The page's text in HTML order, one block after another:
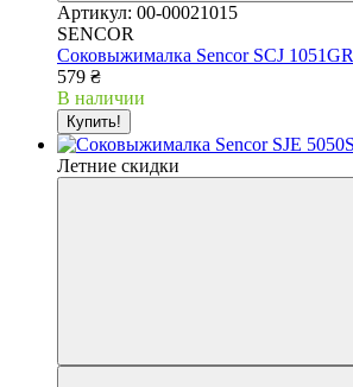
Артикул: 00-00021015
SENCOR
Соковыжималка Sencor SCJ 1051GR
579 ₴
В наличии
Купить!
Летние скидки